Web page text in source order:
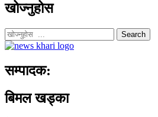
खोज्नुहोस
Search
सम्पादक:
बिमल खड्का